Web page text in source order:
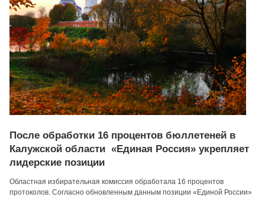
После обработки 16 процентов бюллетеней в
Калужской области «Единая Россия» укрепляет
лидерские позиции
Областная избирательная комиссия обработала 16 процентов
протоколов. Согласно обновленным данным позиции «Единой России»